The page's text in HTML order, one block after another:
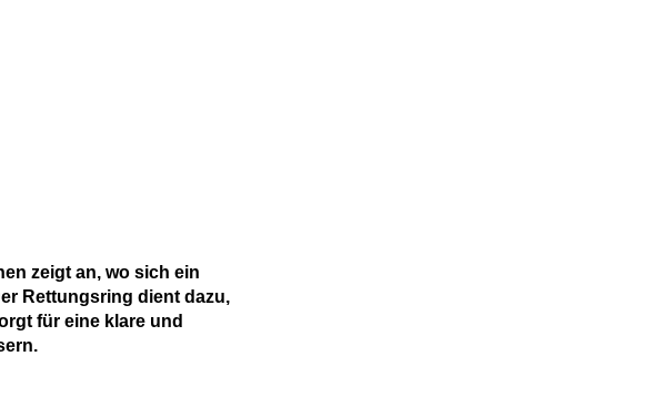
zeigt an, wo sich ein
Rettungsring dient dazu,
für eine klare und